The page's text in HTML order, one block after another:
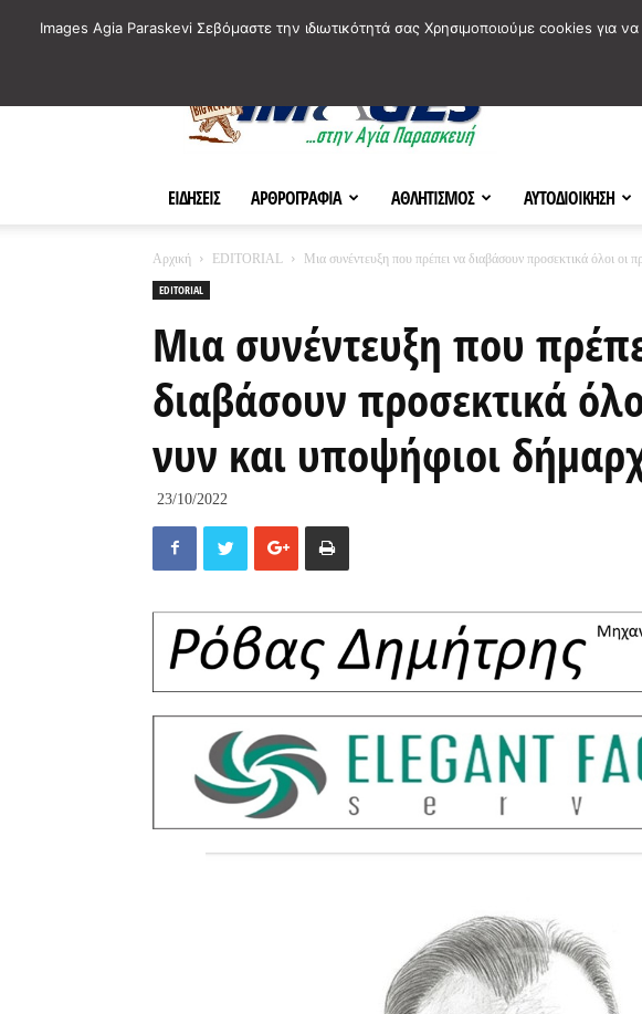
ΕΙΔΗΣΕΙΣ ΑΡΘΡΟΓΡΑΦΙΑ ΑΘΛΗΤΙΣΜΟΣ ΑΥΤΟΔΙΟΙΚΗΣΗ
Αρχική EDITORIAL
Μια συνέντευξη που πρέπει να διαβάσουν προσεκτικά όλοι οι
EDITORIAL
Μια συνέντευξη που
διαβάσουν προσεκτικά
νυν και υποψήφιοι
23/10/2022
Images Agia Paraskevi Σεβόμαστε την ιδιωτικότητά σας Χρησιμοποιούμε cookies για